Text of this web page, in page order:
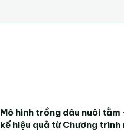
Mô hình trồng dâu nuôi tằm
kế hiệu quả từ Chương trình